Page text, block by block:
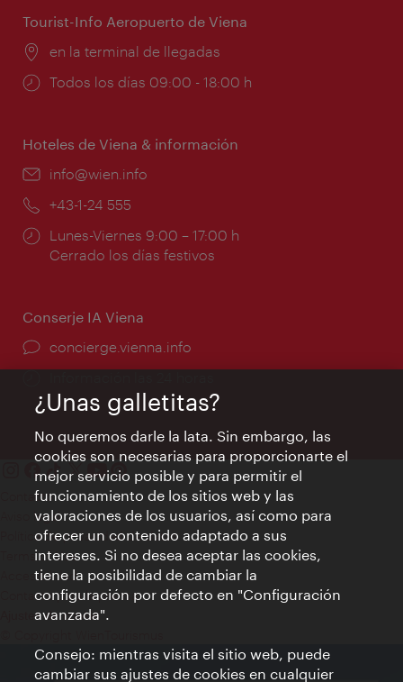
Tourist-Info Aeropuerto de Viena
Lugar:
en la terminal de llegadas
Horarios
Todos los días 09:00 - 18:00 h
Hoteles de Viena & información
e-
info@wien.info
Teléfono:
+43-1-24 555
Horarios
de
Lunes-Viernes 9:00 – 17:00 h
Cerrado los días festivos
Conserje IA Viena
concierge.vienna.info
Contacto
Aviso legal
Política de privacidad de datos
Terms of Use
Accesibilidad
Contacto para la prensa
Ajustes de cookie
¿Unas galletitas?
No queremos darle la lata. Sin embargo, las
cookies son necesarias para proporcionarte el
mejor servicio posible y para permitir el
funcionamiento de los sitios web y las
valoraciones de los usuarios, así como para
ofrecer un contenido adaptado a sus
intereses. Si no desea aceptar las cookies,
tiene la posibilidad de cambiar la
configuración por defecto en "Configuración
avanzada".
Consejo: mientras visita el sitio web, puede
cambiar sus ajustes de cookies en cualquier